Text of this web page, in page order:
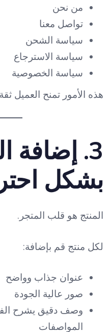
من نحن
تواصل معنا
سياسة الشحن
سياسة الاسترجاع
سياسة الخصوصية
هذه الأمور تمنح العميل
3. إضافة
بشكل
المنتج هو قلب المتجر.
لكل منتج قم بإضافة:
عنوان جذاب وواضح
صور عالية الجودة
وصف دقيق يشرح
المواصفات